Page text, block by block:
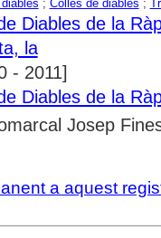
; Colles de diables ;
Diables de la
la
- 2011]
Diables de la
Josep
a aquest